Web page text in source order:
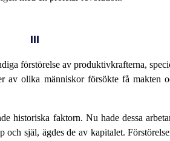
III
förstörelse av produktivkrafterna,
av olika människor försökte få
historiska faktorn. Nu hade dessa
själ, ägdes de av kapitalet.